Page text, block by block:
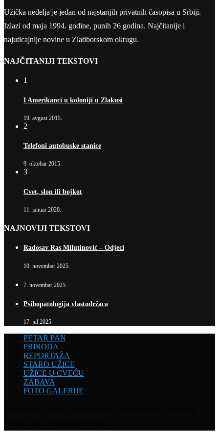
Užička nedelja je jedan od najstarijih privatnih časopisa u Srbiji.
Izlazi od maja 1994. godine, punih 26 godina. Najčitanije i
najuticajnije novine u Zlatiborskom okrugu.
NAJČITANIJI TEKSTOVI
1
I Amerikanci u koloniji u Zlakusi
19. avgust 2015.
2
Telefoni autobuske stanice
9. oktobar 2015.
3
Cvet, slon ili bojkot
11. januar 2020.
NAJNOVIJI TEKSTOVI
Radosav Ras Milutinović – Odjeci
10. novembar 2025.
7. novembar 2025.
Psihopatologija vlastodržaca
17. jul 2025.
PETAR PAN
PRIRODA
REPORTAŽA
STARO UŽICE
UŽICE U CVEĆU
ZABAVA
FOTO GALERIJE